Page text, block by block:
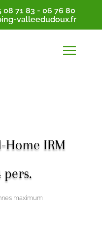
08 71 83 - 06 76 80
valleedudoux.fr
Home IRM
pers.
maximum